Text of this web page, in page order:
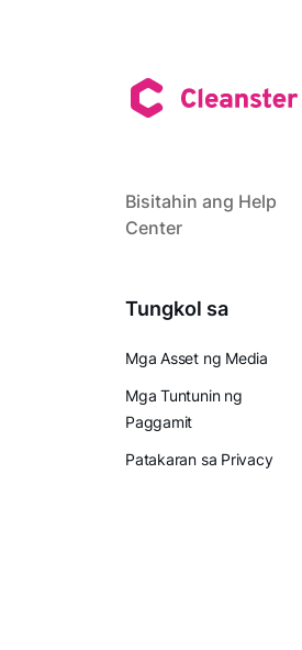
Bisitahin ang Help
Center
Tungkol sa
Mga Asset ng Media
Mga Tuntunin ng
Paggamit
Patakaran sa Privacy